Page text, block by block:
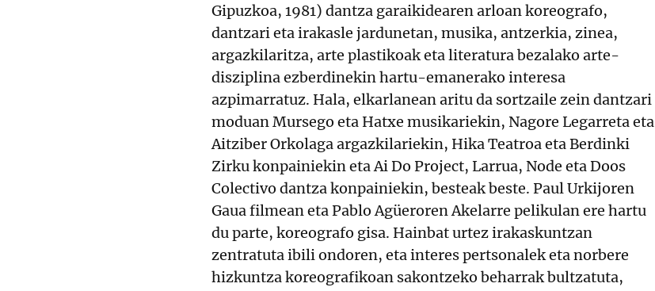
Gipuzkoa, 1981) dantza garaikidearen arloan koreografo,
dantzari eta irakasle jardunetan, musika, antzerkia, zinea,
argazkilaritza, arte plastikoak eta literatura bezalako arte-
disziplina ezberdinekin hartu-emanerako interesa
azpimarratuz. Hala, elkarlanean aritu da sortzaile zein dantzari
moduan Mursego eta Hatxe musikariekin, Nagore Legarreta eta
Aitziber Orkolaga argazkilariekin, Hika Teatroa eta Berdinki
Zirku konpainiekin eta Ai Do Project, Larrua, Node eta Doos
Colectivo dantza konpainiekin, besteak beste. Paul Urkijoren
Gaua filmean eta Pablo Agüeroren Akelarre pelikulan ere hartu
du parte, koreografo gisa. Hainbat urtez irakaskuntzan
zentratuta ibili ondoren, eta interes pertsonalek eta norbere
hizkuntza koreografikoan sakontzeko beharrak bultzatuta,